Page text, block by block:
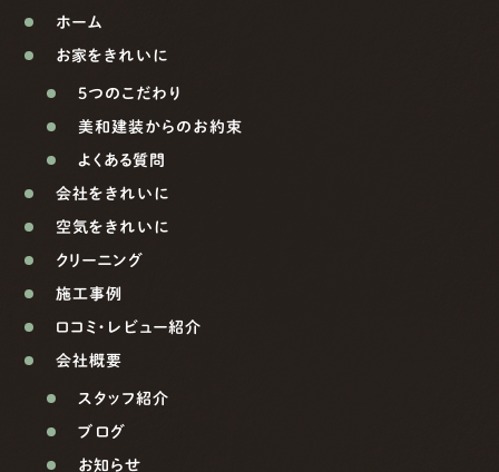
ホーム
お家をきれいに
5つのこだわり
美和建装からのお約束
よくある質問
会社をきれいに
空気をきれいに
クリーニング
施工事例
口コミ・レビュー紹介
会社概要
スタッフ紹介
ブログ
お知らせ